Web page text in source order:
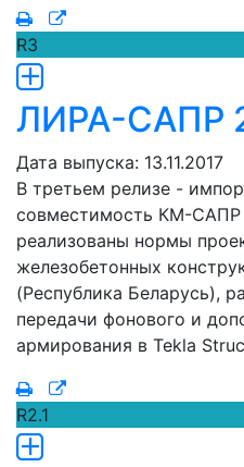
R3
ЛИРА-САПР
Дата выпуска: 13.11.2017
В третьем релизе -
совместимость КМ-САПР
реализованы нормы
железобетонных
(Республика Беларусь),
передачи фонового и
армирования в Tekla
R2.1